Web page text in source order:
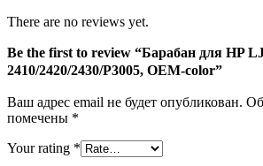
There are no reviews yet.
Be the first to review “Барабан для HP
2410/2420/2430/P3005, OEM-color”
Ваш адрес email не будет опубликован.
помечены *
Your rating *